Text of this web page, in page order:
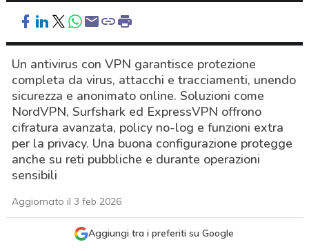
Un antivirus con VPN garantisce protezione
completa da virus, attacchi e tracciamenti, unendo
sicurezza e anonimato online. Soluzioni come
NordVPN, Surfshark ed ExpressVPN offrono
cifratura avanzata, policy no-log e funzioni extra
per la privacy. Una buona configurazione protegge
anche su reti pubbliche e durante operazioni
sensibili
Aggiornato il 3 feb 2026
Aggiungi tra i preferiti su Google